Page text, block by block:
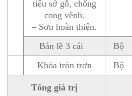
tiêu sớ gỗ, chống
cong vênh.
– Sơn hoàn thiện.
Bản lề 3 cái
Bộ
Khóa tròn trơn
Bộ
Tổng giá trị